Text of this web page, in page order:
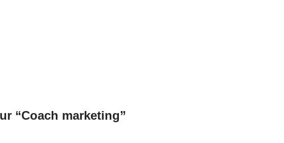
“Coach marketing”